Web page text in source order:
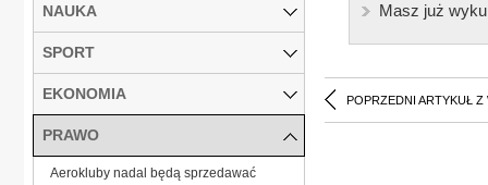
Masz już
POPRZEDNI ARTYKUŁ Z
NAUKA
SPORT
EKONOMIA
PRAWO
Aerokluby nadal będą sprzedawać